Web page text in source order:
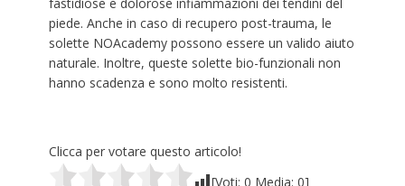
piede. Anche in caso di recupero post-trauma, le
solette NOAcademy possono essere un valido aiuto
naturale. Inoltre, queste solette bio-funzionali non
hanno scadenza e sono molto resistenti.
Clicca per votare questo articolo!
[Voti: 0 Media: 0]